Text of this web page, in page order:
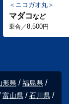
ニコガオ丸
マダコなど
乗合／8,500円
形県
福島県
富山県
石川県